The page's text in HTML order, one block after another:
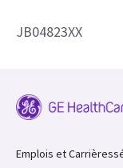
JB04823XX
Emplois et Carrières